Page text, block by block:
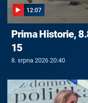
12:07
Prima Historie,
15
8. srpna 2026 20:40